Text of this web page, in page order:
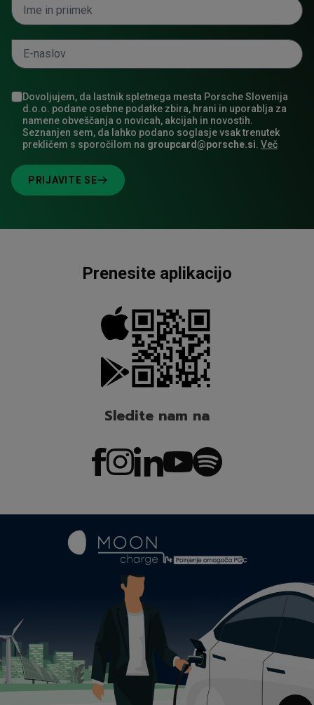
Dovoljujem, da lastnik spletnega mesta Porsche Slovenija
d.o.o. podane osebne podatke zbira, hrani in uporablja za
namene obveščanja o novicah, akcijah in novostih.
Seznanjen sem, da lahko podano soglasje vsak trenutek
prekličem s sporočilom na groupcard@porsche.si. Več
PRIJAVITE SE
Prenesite aplikacijo
Sledite nam na